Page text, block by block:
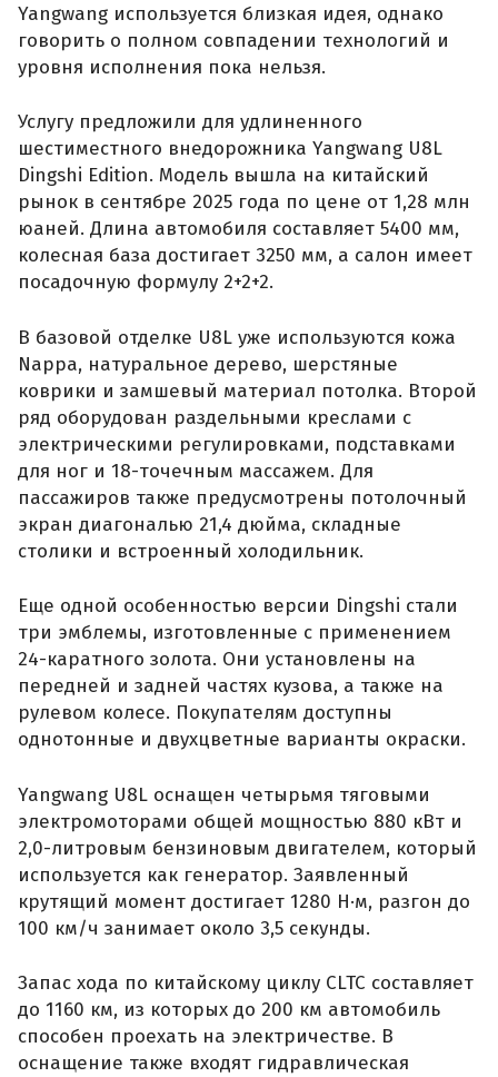
Yangwang используется близкая идея, однако
говорить о полном совпадении технологий и
уровня исполнения пока нельзя.
Услугу предложили для удлиненного
шестиместного внедорожника Yangwang U8L
Dingshi Edition. Модель вышла на китайский
рынок в сентябре 2025 года по цене от 1,28 млн
юаней. Длина автомобиля составляет 5400 мм,
колесная база достигает 3250 мм, а салон имеет
посадочную формулу 2+2+2.
В базовой отделке U8L уже используются кожа
Nappa, натуральное дерево, шерстяные
коврики и замшевый материал потолка. Второй
ряд оборудован раздельными креслами с
электрическими регулировками, подставками
для ног и 18-точечным массажем. Для
пассажиров также предусмотрены потолочный
экран диагональю 21,4 дюйма, складные
столики и встроенный холодильник.
Еще одной особенностью версии Dingshi стали
три эмблемы, изготовленные с применением
24-каратного золота. Они установлены на
передней и задней частях кузова, а также на
рулевом колесе. Покупателям доступны
однотонные и двухцветные варианты окраски.
Yangwang U8L оснащен четырьмя тяговыми
электромоторами общей мощностью 880 кВт и
2,0-литровым бензиновым двигателем, который
используется как генератор. Заявленный
крутящий момент достигает 1280 Н·м, разгон до
100 км/ч занимает около 3,5 секунды.
Запас хода по китайскому циклу CLTC составляет
до 1160 км, из которых до 200 км автомобиль
способен проехать на электричестве. В
оснащение также входят гидравлическая